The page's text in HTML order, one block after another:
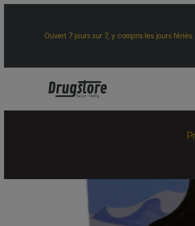
Ouvert 7 jours sur 7, y compris les jours fériés.